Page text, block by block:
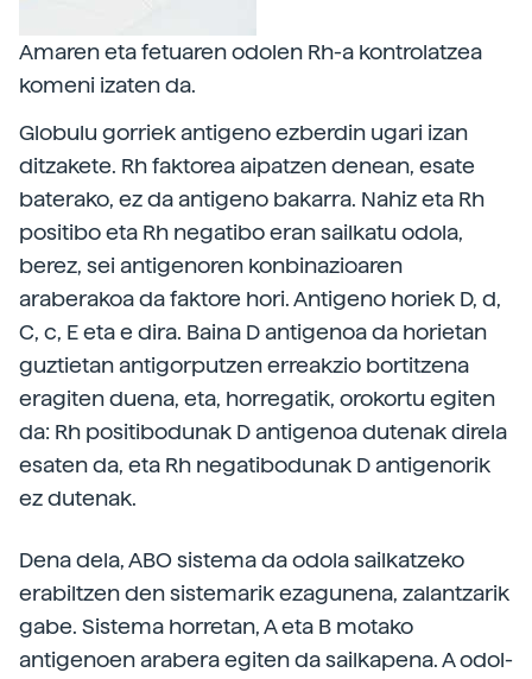
Amaren eta fetuaren odolen Rh-a kontrolatzea
komeni izaten da.
Globulu gorriek antigeno ezberdin ugari izan
ditzakete. Rh faktorea aipatzen denean, esate
baterako, ez da antigeno bakarra. Nahiz eta Rh
positibo eta Rh negatibo eran sailkatu odola,
berez, sei antigenoren konbinazioaren
araberakoa da faktore hori. Antigeno horiek D, d,
C, c, E eta e dira. Baina D antigenoa da horietan
guztietan antigorputzen erreakzio bortitzena
eragiten duena, eta, horregatik, orokortu egiten
da: Rh positibodunak D antigenoa dutenak direla
esaten da, eta Rh negatibodunak D antigenorik
ez dutenak.
Dena dela, ABO sistema da odola sailkatzeko
erabiltzen den sistemarik ezagunena, zalantzarik
gabe. Sistema horretan, A eta B motako
antigenoen arabera egiten da sailkapena. A odol-